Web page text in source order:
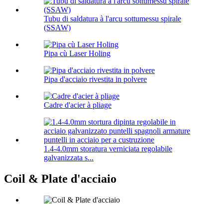
Tubu di saldatura à l'arcu sottumessu spirale
(SSAW)
Pipa cù Laser Holing
Pipa d'acciaio rivestita in polvere
Cadre d'acier à pliage
1.4-4.0mm storatura verniciata regolabile
galvanizzata s...
Coil & Plate d'acciaio